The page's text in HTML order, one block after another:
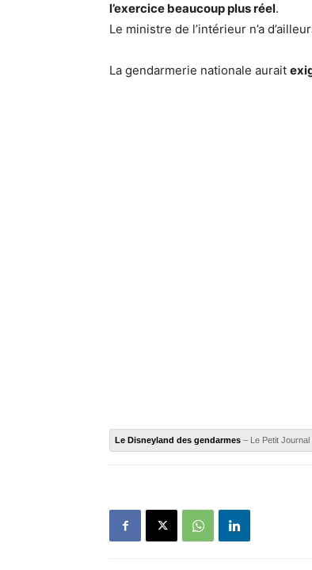
l’exercice beaucoup plus réel.
Le ministre de l’intérieur n’a
La gendarmerie nationale aurait
Le Disneyland des gendarmes – Le Petit Journal